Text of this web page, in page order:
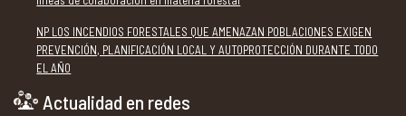
NP LOS INCENDIOS FORESTALES QUE AMENAZAN POBLACIONES EXIGEN
PREVENCIÓN, PLANIFICACIÓN LOCAL Y AUTOPROTECCIÓN DURANTE TODO
EL AÑO
Actualidad en redes